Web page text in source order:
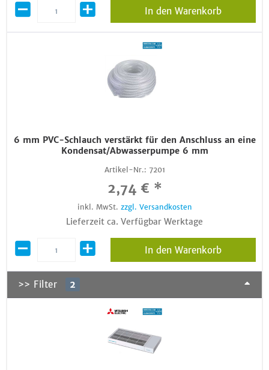
In den Warenkorb
6 mm PVC-Schlauch verstärkt für den Anschluss an eine
Kondensat/Abwasserpumpe 6 mm
Artikel-Nr.: 7201
2,74 € *
inkl. MwSt. zzgl. Versandkosten
Lieferzeit ca. Verfügbar Werktage
In den Warenkorb
>> Filter 2